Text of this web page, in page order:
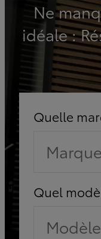
Ne
idéale :
Quelle
Marque
Quel
Modèle